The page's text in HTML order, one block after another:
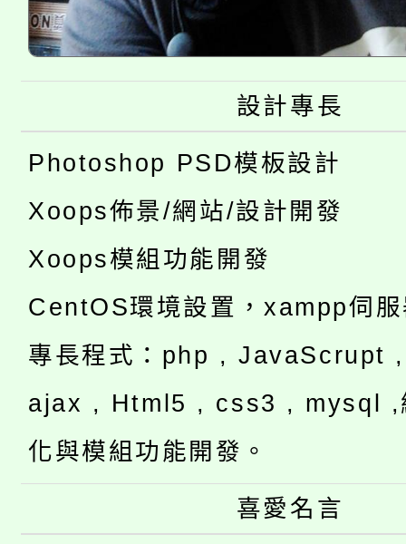
設計專長
Photoshop PSD模板設計
Xoops佈景/網站/設計開發
Xoops模組功能開發
CentOS環境設置，xampp伺
專長程式：php , JavaScrupt
ajax , Html5 , css3 , mysql ,
化與模組功能開發。
喜愛名言